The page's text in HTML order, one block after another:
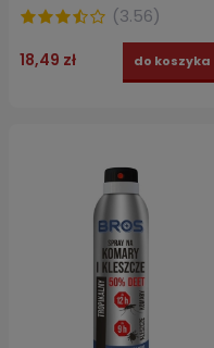
(3.56)
18,49 zł do koszyka